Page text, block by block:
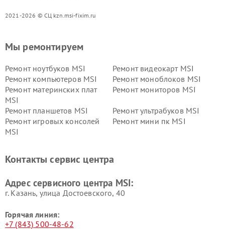
2021-2026 © СЦ kzn.msi-fixim.ru
Мы ремонтируем
Ремонт ноутбуков MSI
Ремонт видеокарт MSI
Ремонт компьютеров MSI
Ремонт моноблоков MSI
Ремонт материнских плат
MSI
Ремонт мониторов MSI
Ремонт планшетов MSI
Ремонт ультрабуков MSI
Ремонт игровых консолей
MSI
Ремонт мини пк MSI
Контакты сервис центра
Адрес сервисного центра MSI:
г. Казань, улица Достоевского, 40
Горячая линия:
+7 (843) 500-48-62